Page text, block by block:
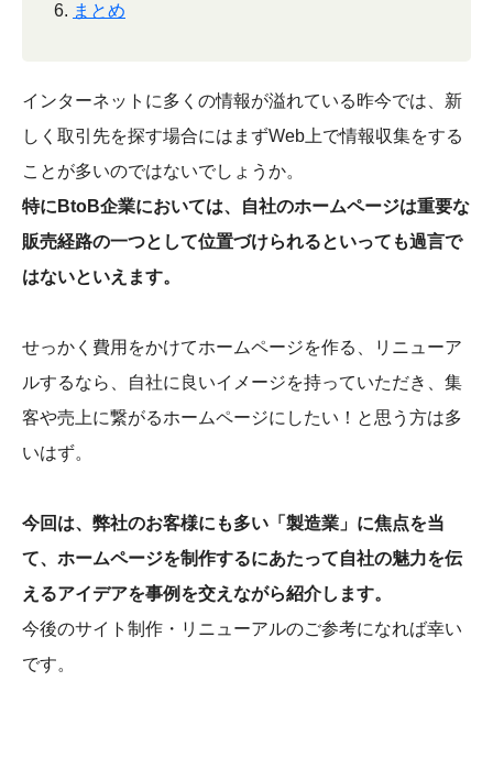
まとめ
インターネットに多くの情報が溢れている昨今では、新
しく取引先を探す場合にはまずWeb上で情報収集をする
ことが多いのではないでしょうか。
特にBtoB企業においては、自社のホームページは重要な
販売経路の一つとして位置づけられるといっても過言で
はないといえます。
せっかく費用をかけてホームページを作る、リニューア
ルするなら、自社に良いイメージを持っていただき、集
客や売上に繋がるホームページにしたい！と思う方は多
いはず。
今回は、弊社のお客様にも多い「製造業」に焦点を当
て、ホームページを制作するにあたって自社の魅力を伝
えるアイデアを事例を交えながら紹介します。
今後のサイト制作・リニューアルのご参考になれば幸い
です。